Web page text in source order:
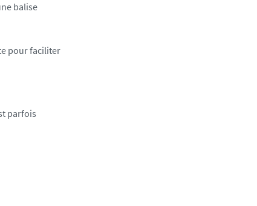
balise
pour faciliter
parfois